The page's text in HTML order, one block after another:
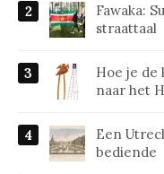
Fawaka:
straattaal
Hoe je de
naar het
Een
bediende